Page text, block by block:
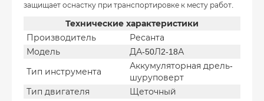
защищает оснастку при транспортировке к месту работ.
Технические характеристики
Производитель
Ресанта
Модель
ДА-50Л2-18А
Тип инструмента
Аккумуляторная дрель-
шуруповерт
Тип двигателя
Щеточный